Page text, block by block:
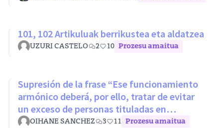
101, 102 Artikuluak berrikustea eta aldatzea
UZURI CASTELO 2 10 Prozesu amaitua
Supresión de la frase “Ese funcionamiento
armónico deberá, por ello, tratar de evitar
un exceso de personas tituladas en
disciplinas con mínimos nivel
OIHANE SANCHEZ 3 11 Prozesu amaitua